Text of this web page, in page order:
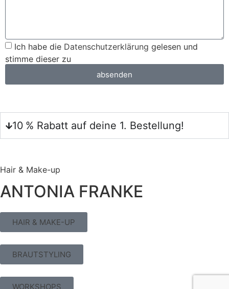
Ich habe die Datenschutzerklärung gelesen und
stimme dieser zu
absenden
10 % Rabatt auf deine 1. Bestellung!
Hair & Make-up
ANTONIA FRANKE
HAIR & MAKE-UP
BRAUTSTYLING
WORKSHOPS